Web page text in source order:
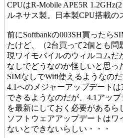
CPUはR-Mobile APE5R
ルネサス製。日本製CPU搭載の
前にSoftbankの003SH買ったら
たけど、（2台買って2個とも問
現ワイモバイルのウィルコムだ
なしでどうなのか怪しいと思っ
SIMなしでWifi使えるようなのだ
4.1へのメジャーアップデート
できるようなのだが、4.1アッ
を最新にしておく必要があるら
ソフトウェアアップデートはワ
ないとできないらしい・・・